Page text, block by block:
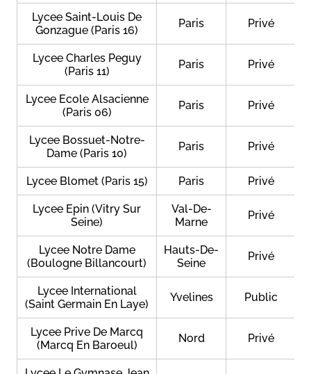
Lycee Saint-Louis De
Gonzague (Paris 16)
Paris Privé
Lycee Charles Peguy
(Paris 11)
Paris Privé
Lycee Ecole Alsacienne
(Paris 06)
Paris Privé
Lycee Bossuet-Notre-
Dame (Paris 10)
Paris Privé
Lycee Blomet (Paris 15) Paris Privé
Lycee Epin (Vitry Sur
Seine)
Val-De-
Marne
Privé
Lycee Notre Dame
(Boulogne Billancourt)
Hauts-De-
Seine
Privé
Lycee International
(Saint Germain En Laye)
Yvelines Public
Lycee Prive De Marcq
(Marcq En Baroeul)
Nord Privé